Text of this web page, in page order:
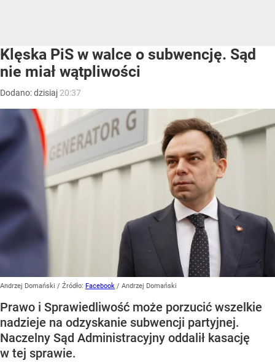
Klęska PiS w walce o subwencję. Sąd
nie miał wątpliwości
Dodano:dzisiaj 20:37
Andrzej Domański / Źródło: Facebook / Andrzej Domański
Prawo i Sprawiedliwość może porzucić wszelkie
nadzieje na odzyskanie subwencji partyjnej.
Naczelny Sąd Administracyjny oddalił kasację
w tej sprawie.